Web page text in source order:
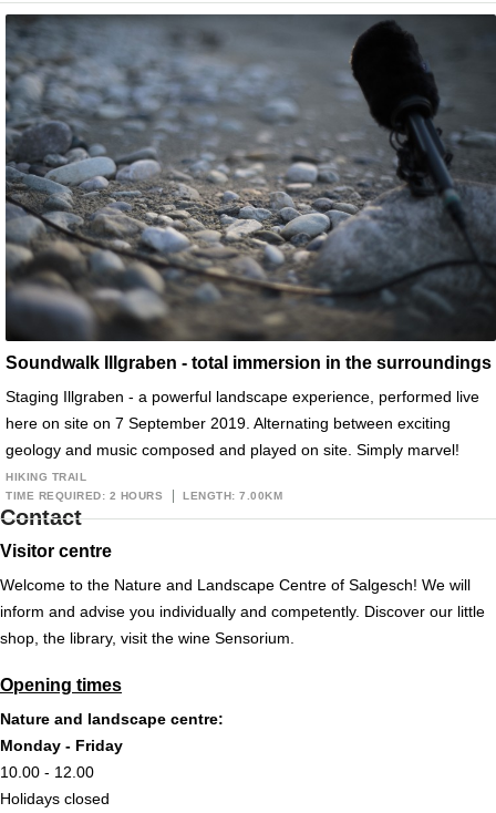
Soundwalk Illgraben - total immersion in the surroundings
Staging Illgraben - a powerful landscape experience, performed live
here on site on 7 September 2019. Alternating between exciting
geology and music composed and played on site. Simply marvel!
HIKING TRAIL
TIME REQUIRED: 2 HOURS
LENGTH: 7.00KM
Contact
Visitor centre
Welcome to the Nature and Landscape Centre of Salgesch! We will
inform and advise you individually and competently. Discover our little
shop, the library, visit the wine Sensorium.
Opening times
Nature and landscape centre:
Monday - Friday
10.00 - 12.00
Holidays closed